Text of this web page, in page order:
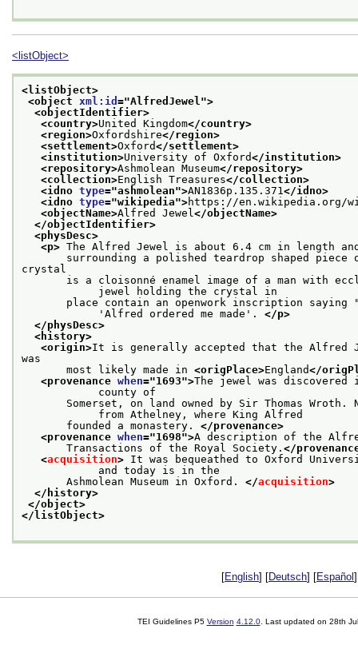
<listObject>
<listObject>
<object xml:id ="AlfredJewel ">
<objectIdentifier>
<country>United Kingdom</country>
<region>Oxfordshire</region>
<settlement>Oxford</settlement>
<institution>University of Oxford</institution>
<repository>Ashmolean Museum</repository>
<collection>English Treasures</collection>
<idno type="ashmolean">AN1836p.135.371 </idno>
<idno type="wikipedia">https://en.wikipedia.org/
<objectName>Alfred Jewel </objectName>
</objectIdentifier>
<physDesc>
<p> The Alfred Jewel is about 6.4 cm in length
surrounding a polished teardrop shaped piece
crystal
is a cloisonné enamel image of a man with
            jewel holding the crystal in
place contain an openwork inscription saying
            'Alfred ordered me made'.
</p>
</physDesc>
<history>
<origin>It is generally accepted that the Alfred
was
most likely made in <origPlace>England</
<provenance when="1693">The jewel was
            county of
Somerset, on land owned by Sir Thomas Wroth.
            from Athelney, where King Alfred
founded a monastery. </provenance>
<provenance when="1698">A description of the
Transactions of the Royal Society. </
<acquisition> It was bequeathed to Oxford
            and today is in the
Ashmolean Museum in Oxford. </acquisition>
</history>
</object>
</listObject>
[English] [Deutsch] [Español
TEI Guidelines P5 Version 4.12.0. Last updated on 28th